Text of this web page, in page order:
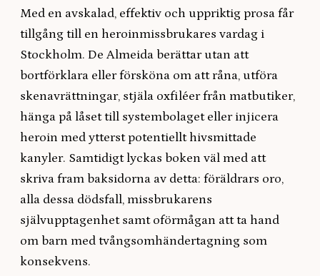
Med en avskalad, effektiv och uppriktig prosa får
tillgång till en heroinmissbrukares vardag i
Stockholm. De Almeida berättar utan att
bortförklara eller försköna om att råna, utföra
skenavrättningar, stjäla oxfiléer från matbutiker,
hänga på låset till systembolaget eller injicera
heroin med ytterst potentiellt hivsmittade
kanyler. Samtidigt lyckas boken väl med att
skriva fram baksidorna av detta: föräldrars oro,
alla dessa dödsfall, missbrukarens
självupptagenhet samt oförmågan att ta hand
om barn med tvångsomhändertagning som
konsekvens.